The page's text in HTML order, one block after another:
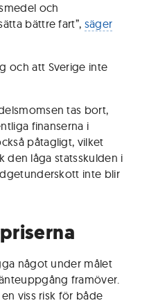
och
bättre fart”, säger
och att Sverige inte
tas bort,
finanserna i
påtagligt, vilket
den låga statsskulden i
inte blir
något under målet
framöver.
viss risk för både